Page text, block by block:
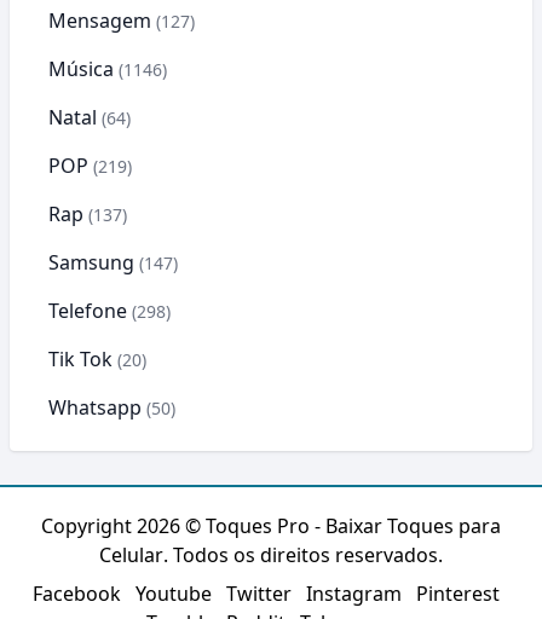
Mensagem (127)
Música (1146)
Natal (64)
POP (219)
Rap (137)
Samsung (147)
Telefone (298)
Tik Tok (20)
Whatsapp (50)
Copyright 2026 ©Toques Pro - Baixar Toques para
Celular. Todos os direitos reservados.
Facebook Youtube Twitter Instagram
Pinterest